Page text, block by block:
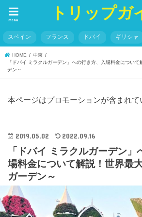
トリップガ
menu
スペイン フランス ドバイ ギリシャ
HOME
中東
「ドバイ ミラクルガーデン」への行き方、入場料金につい
デン～
本ページはプロモーションが含まれて
2019.05.02 2022.09.16
「ドバイ ミラクルガーデン」
場料金について解説！世界最
ガーデン～